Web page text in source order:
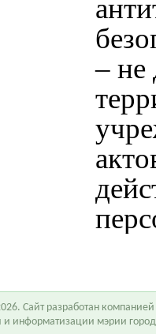
– не
Сайт разработан компанией
и информатизации мэрии